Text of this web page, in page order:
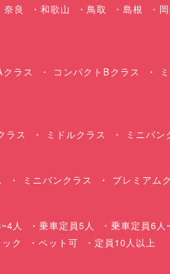
奈良 和歌山 鳥取 島根
クラス コンパクトBクラス
ラス ミドルクラス ミニバン
ミニバンクラス プレミアム
人 乗車定員5人 乗車定員6人
ク ペット可 定員10人以上